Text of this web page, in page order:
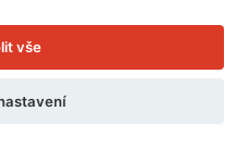
vše